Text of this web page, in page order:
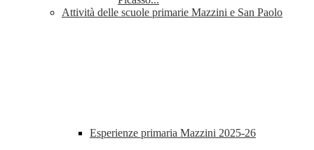
Attività delle scuole primarie Mazzini e San Paolo
Esperienze primaria Mazzini 2025-26